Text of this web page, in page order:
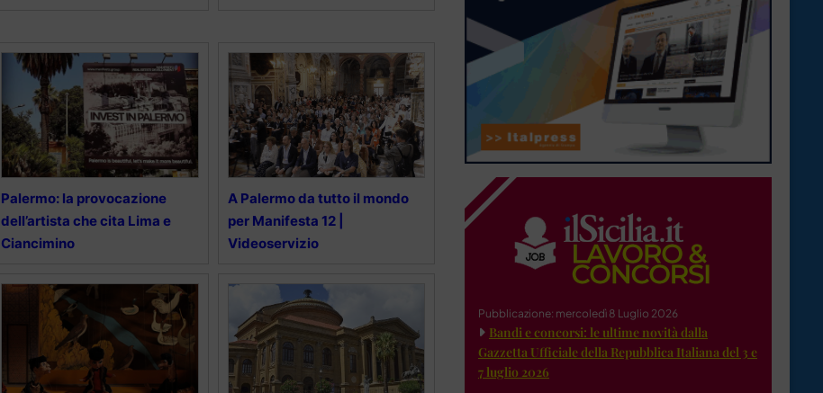
Palermo: la provocazione
dell’artista che cita Lima e
Ciancimino
A Palermo da tutto il mondo
per Manifesta 12 |
Videoservizio
Pubblicazione: mercoledì 8 Luglio 2026
Bandi e concorsi: le ultime novità dalla
Gazzetta Ufficiale della Repubblica Italiana del 3 e
7 luglio 2026